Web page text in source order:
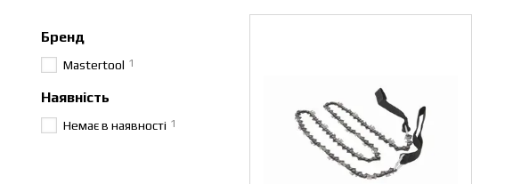
Бренд
Mastertool 1
Наявність
Немає в наявності 1